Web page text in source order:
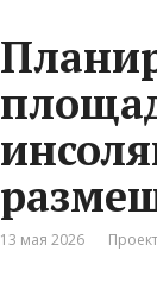
13 мая 2026